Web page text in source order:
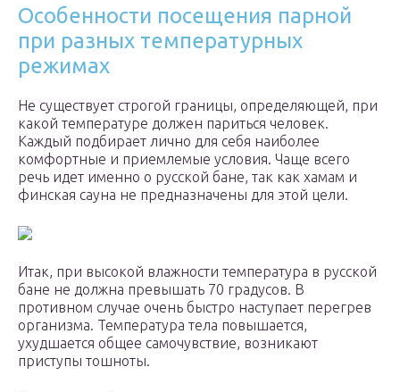
Особенности посещения парной
при разных температурных
режимах
Не существует строгой границы, определяющей, при
какой температуре должен париться человек.
Каждый подбирает лично для себя наиболее
комфортные и приемлемые условия. Чаще всего
речь идет именно о русской бане, так как хамам и
финская сауна не предназначены для этой цели.
Итак, при высокой влажности температура в русской
бане не должна превышать 70 градусов. В
противном случае очень быстро наступает перегрев
организма. Температура тела повышается,
ухудшается общее самочувствие, возникают
приступы тошноты.